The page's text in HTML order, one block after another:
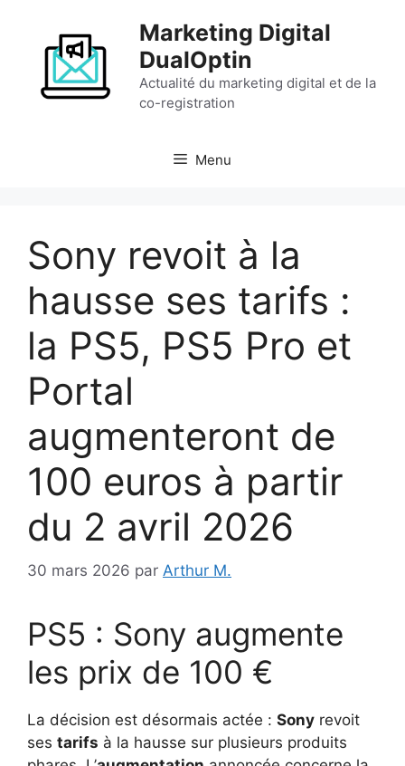
contenu
Marketing Digital
DualOptin
Actualité du marketing digital et de la
co-registration
Menu
Sony revoit à la
hausse ses tarifs :
la PS5, PS5 Pro et
Portal
augmenteront de
100 euros à partir
du 2 avril 2026
30 mars 2026 par Arthur M.
PS5 : Sony augmente
les prix de 100 €
La décision est désormais actée : Sony revoit
ses tarifs à la hausse sur plusieurs produits